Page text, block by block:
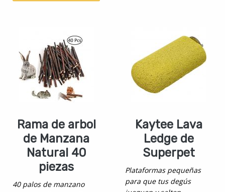
Rama de arbol
de Manzana
Natural 40
piezas
40 palos de manzano
Kaytee Lava
Ledge de
Superpet
Plataformas pequeñas
para que tus degús